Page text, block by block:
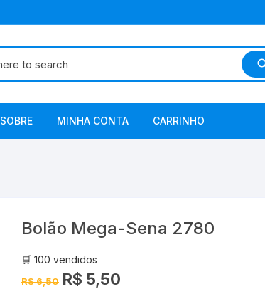
SOBRE MINHA CONTA CARRINHO
Bolão Mega-Sena 2780
🛒 100 vendidos
R$6,50 O
preço
R$ 5,50